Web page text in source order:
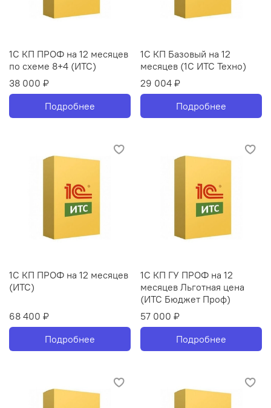
1С КП ПРОФ на 12 месяцев
по схеме 8+4 (ИТС)
38 000 ₽
Подробнее
1С КП Базовый на 12
месяцев (1С ИТС Техно)
29 004 ₽
Подробнее
1С КП ПРОФ на 12 месяцев
(ИТС)
68 400 ₽
Подробнее
1С КП ГУ ПРОФ на 12
месяцев Льготная цена
(ИТС Бюджет Проф)
57 000 ₽
Подробнее